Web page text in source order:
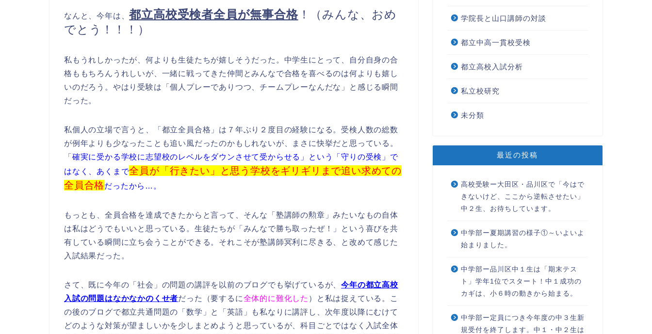
なんと、今年は、都立高校受検者全員が無事合格！（みんな、おめ
でとう！！！）
私もうれしかったが、何よりも生徒たちが嬉しそうだった。中学生にとって、自分自身の合
格ももちろんうれしいが、一緒に戦ってきた仲間とみんなで合格を喜べるのは何よりも嬉し
いのだろう。やはり受験は「個人プレーでありつつ、チームプレーなんだな」と感じる瞬間
だった。
私個人の立場で言うと、「都立全員合格」は７年ぶり２度目の経験になる。受検人数の総数
が例年よりも少なったことも追い風だったのかもしれないが、まさに快挙だと思っている。
「 確実に受かる学校に志望校のレベルをダウンさせて受からせる」という「守りの受検」で
はなく、あくまで全員が「行きたい」と思う学校をギリギリまで追い求めての
全員合格だったから…。
もっとも、全員合格を達成できたからと言って、そんな「塾講師の勲章」みたいなもの自体
は私はどうでもいいと思っている。生徒たちが「みんなで勝ち取ったぜ！」という喜びを共
有している瞬間に立ち会うことができる。それこそが塾講師冥利に尽きる、と改めて感じた
入試結果だった。
さて、既に今年の「社会」の問題の講評を以前のブログでも挙げているが、今年の都立高校
入試の問題はなかなかのくせ者だった（要するに全体的に難化した ）と私は捉えている。こ
の後のブログで都立共通問題の「数学」と「英語」も私なりに講評し、次年度以降にむけて
どのような対策が望ましいかを少しまとめようと思っているが、科目ごとではなく入試全体
学院長と山口講師の対談
都立中高一貫校受検
都立高校入試分析
私立校研究
未分類
最近の投稿
高校受験ー大田区・品川区で「今はで
きないけど、ここから逆転させたい」
中２生、お待ちしています。
中学部ー夏期講習の様子①～いよいよ
始まりました。
中学部ー品川区中１生は「期末テス
ト」学年1位でスタート！中１成功の
カギは、小６時の動きから始まる。
中学部ー定員につき今年度の中３生新
規受付を終了します。中１・中２生は